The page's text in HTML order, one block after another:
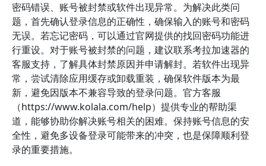
密码错误、账号被封禁或软件出现异常。为解决此类问
题，首先确认登录信息的正确性，确保输入的账号和密码
无误。若忘记密码，可以通过官网提供的找回密码功能进
行重设。对于账号被封禁的问题，建议联系考拉加速器的
客服支持，了解具体封禁原因并申请解封。若软件出现异
常，尝试清除应用缓存或卸载重装，确保软件版本为最
新，避免因版本不兼容导致的登录问题。官方客服
（https://www.kolala.com/help）提供专业的帮助渠
道，能够协助你解决账号相关的困难。保持账号信息的安
全性，避免多设备登录可能带来的冲突，也是保障顺利登
录的重要措施。